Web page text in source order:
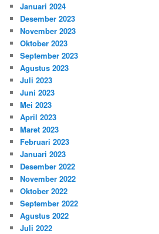
Januari 2024
Desember 2023
November 2023
Oktober 2023
September 2023
Agustus 2023
Juli 2023
Juni 2023
Mei 2023
April 2023
Maret 2023
Februari 2023
Januari 2023
Desember 2022
November 2022
Oktober 2022
September 2022
Agustus 2022
Juli 2022